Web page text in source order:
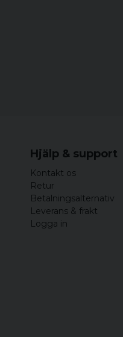
Hjälp & support
Kontakt os
Retur
Betalningsalternativ
Leverans & frakt
Logga in